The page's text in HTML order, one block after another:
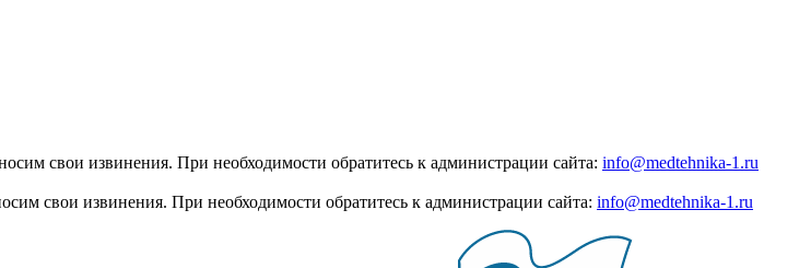
свои извинения. При необходимости обратитесь к администрации сайта: info@medtehnika-1.ru
свои извинения. При необходимости обратитесь к администрации сайта: info@medtehnika-1.ru